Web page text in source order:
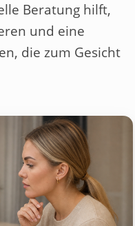
Beratung hilft,
und eine
die zum Gesicht